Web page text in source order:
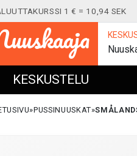
1 € = 10,94 SEK
KESKUSTELU
PUSSINUUSKAT